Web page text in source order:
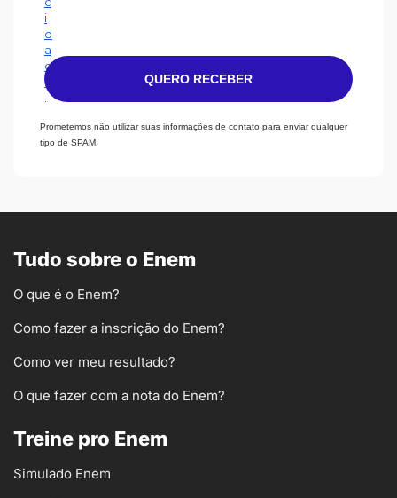
i
d
a
d
e
QUERO RECEBER
Prometemos não utilizar suas informações de contato para enviar qualquer
tipo de SPAM.
Tudo sobre o Enem
O que é o Enem?
Como fazer a inscrição do Enem?
Como ver meu resultado?
O que fazer com a nota do Enem?
Treine pro Enem
Simulado Enem